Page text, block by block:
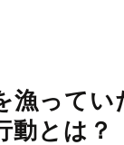
漁ってい
動とは？